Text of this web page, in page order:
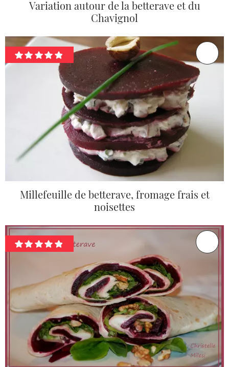
Variation autour de la betterave et du
Chavignol
Millefeuille de betterave, fromage frais et
noisettes